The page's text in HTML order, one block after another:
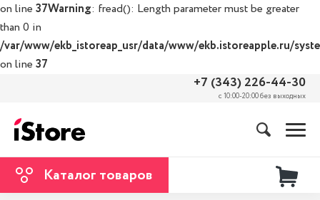
on line 37Warning: fread(): Length parameter must be greater
than 0 in
/var/www/ekb_istoreap_usr/data/www/ekb.istoreapple.ru/
on line 37
+7 (343) 226-44-30
с 10:00-20:00 без выходных
Каталог товаров